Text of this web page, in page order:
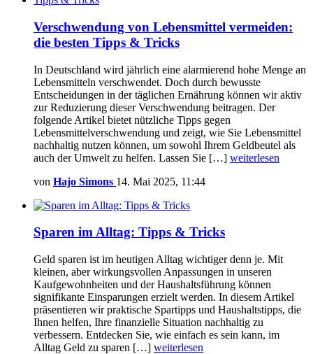
Verschwendung von Lebensmittel vermeiden:
die besten Tipps & Tricks
In Deutschland wird jährlich eine alarmierend hohe Menge an
Lebensmitteln verschwendet. Doch durch bewusste
Entscheidungen in der täglichen Ernährung können wir aktiv
zur Reduzierung dieser Verschwendung beitragen. Der
folgende Artikel bietet nützliche Tipps gegen
Lebensmittelverschwendung und zeigt, wie Sie Lebensmittel
nachhaltig nutzen können, um sowohl Ihrem Geldbeutel als
auch der Umwelt zu helfen. Lassen Sie […] weiterlesen
von Hajo Simons 14. Mai 2025, 11:44
Sparen im Alltag: Tipps & Tricks
Geld sparen ist im heutigen Alltag wichtiger denn je. Mit
kleinen, aber wirkungsvollen Anpassungen in unseren
Kaufgewohnheiten und der Haushaltsführung können
signifikante Einsparungen erzielt werden. In diesem Artikel
präsentieren wir praktische Spartipps und Haushaltstipps, die
Ihnen helfen, Ihre finanzielle Situation nachhaltig zu
verbessern. Entdecken Sie, wie einfach es sein kann, im
Alltag Geld zu sparen […] weiterlesen